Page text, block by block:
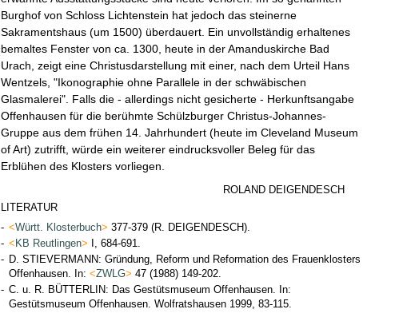
Burghof von Schloss Lichtenstein hat jedoch das steinerne
Sakramentshaus (um 1500) überdauert. Ein unvollständig erhaltenes
bemaltes Fenster von ca. 1300, heute in der Amanduskirche Bad
Urach, zeigt eine Christusdarstellung mit einer, nach dem Urteil Hans
Wentzels, "Ikonographie ohne Parallele in der schwäbischen
Glasmalerei". Falls die - allerdings nicht gesicherte - Herkunftsangabe
Offenhausen für die berühmte Schülzburger Christus-Johannes-
Gruppe aus dem frühen 14. Jahrhundert (heute im Cleveland Museum
of Art) zutrifft, würde ein weiterer eindrucksvoller Beleg für das
Erblühen des Klosters vorliegen.
ROLAND DEIGENDESCH
LITERATUR
- <Württ. Klosterbuch> 377-379 (R. DEIGENDESCH).
- < KB Reutlingen> I, 684-691.
- D. STIEVERMANN: Gründung, Reform und Reformation des Frauenklosters
Offenhausen. In: <ZWLG> 47 (1988) 149-202.
- C. u. R. BÜTTERLIN: Das Gestütsmuseum Offenhausen. In:
Gestütsmuseum Offenhausen. Wolfratshausen 1999, 83-115.